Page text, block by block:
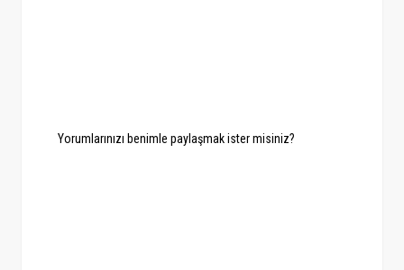
Yorumlarınızı benimle paylaşmak ister misiniz?